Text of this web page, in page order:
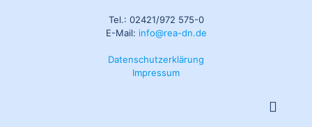
Tel.: 02421/972 575-0
E-Mail: info@rea-dn.de
Datenschutzerklärung
Impressum